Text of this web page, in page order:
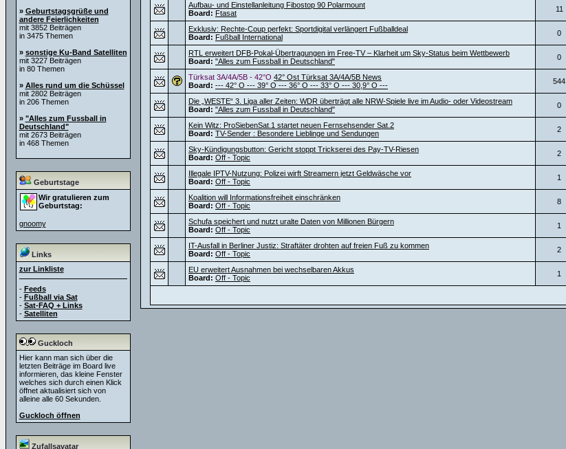
» Geburtstagsgrüße und
andere Feierlichkeiten
mit 3852 Beiträgen
in 3475 Themen
» sonstige Ku-Band Satelliten
mit 3227 Beiträgen
in 80 Themen
» Alles rund um die Schüssel
mit 2802 Beiträgen
in 206 Themen
» "Alles zum Fussball in
Deutschland"
mit 2673 Beiträgen
in 468 Themen
Geburtstage
Wir gratulieren zum
Geburtstag:
gnoomy
Links
zur Linkliste
- Feeds
- Fußball via Sat
- Sat-FAQ + Links
- Satelliten
Guckloch
Hier kann man sich über die
letzten Beiträge im Board live
informieren, das kleine Fenster
welches sich durch einen Klick
öffnet aktualisiert sich von
alleine alle 60 Sekunden.
Guckloch öffnen
Zufallsavatar
Aufbau- und Einstellanleitung Fibostop 90 Polarmount
Board: Ftasat 11
Exklusiv: Rechte-Coup perfekt: Sportdigital verlängert Fußballdeal
Board: Fußball International 0
RTL erweitert DFB-Pokal-Übertragungen im Free-TV – Klarheit um Sky-Status beim Wettbewerb
Board: "Alles zum Fussball in Deutschland" 0
Türksat 3A/4A/5B - 42°O 42° Ost Türksat 3A/4A/5B News
Board: --- 42° O --- 39° O --- 36° O --- 33° O --- 30,9° O --- 544
Die „WESTE“ 3. Liga aller Zeiten: WDR überträgt alle NRW-Spiele live im Audio- oder Videostream
Board: "Alles zum Fussball in Deutschland" 0
Kein Witz: ProSiebenSat.1 startet neuen Fernsehsender Sat.2
Board: TV-Sender : Besondere Lieblinge und Sendungen 2
Sky-Kündigungsbutton: Gericht stoppt Trickserei des Pay-TV-Riesen
Board: Off - Topic 2
Illegale IPTV-Nutzung: Polizei wirft Streamern jetzt Geldwäsche vor
Board: Off - Topic 1
Koalition will Informationsfreiheit einschränken
Board: Off - Topic 8
Schufa speichert und nutzt uralte Daten von Millionen Bürgern
Board: Off - Topic 1
IT-Ausfall in Berliner Justiz: Straftäter drohten auf freien Fuß zu kommen
Board: Off - Topic 2
EU erweitert Ausnahmen bei wechselbaren Akkus
Board: Off - Topic 1